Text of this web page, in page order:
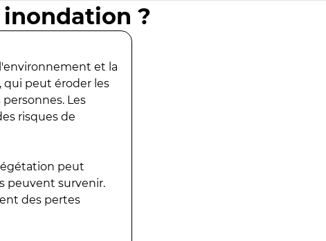
?
et la
qui peut éroder les
Les
risques de
peut
peuvent survenir.
des pertes